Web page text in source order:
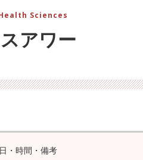
Sciences
アワー
・時間・備考